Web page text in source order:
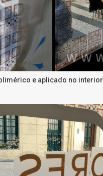
e aplicado no interior